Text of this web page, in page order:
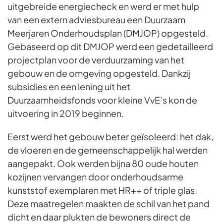
uitgebreide energiecheck en werd er met hulp
van een extern adviesbureau een Duurzaam
Meerjaren Onderhoudsplan (DMJOP) opgesteld.
Gebaseerd op dit DMJOP werd een gedetailleerd
projectplan voor de verduurzaming van het
gebouw en de omgeving opgesteld. Dankzij
subsidies en een lening uit het
Duurzaamheidsfonds voor kleine VvE’s kon de
uitvoering in 2019 beginnen.
Eerst werd het gebouw beter geïsoleerd: het dak,
de vloeren en de gemeenschappelijk hal werden
aangepakt. Ook werden bijna 80 oude houten
kozijnen vervangen door onderhoudsarme
kunststof exemplaren met HR++ of triple glas.
Deze maatregelen maakten de schil van het pand
dicht en daar plukten de bewoners direct de